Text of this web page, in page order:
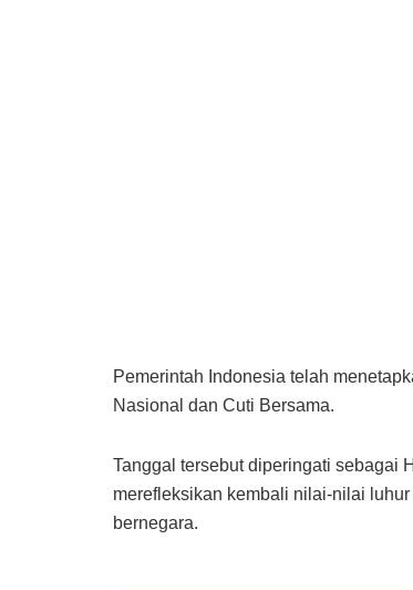
Pemerintah Indonesia telah
Nasional dan Cuti Bersama.
Tanggal tersebut diperingati sebagai
merefleksikan kembali nilai-nilai
bernegara.